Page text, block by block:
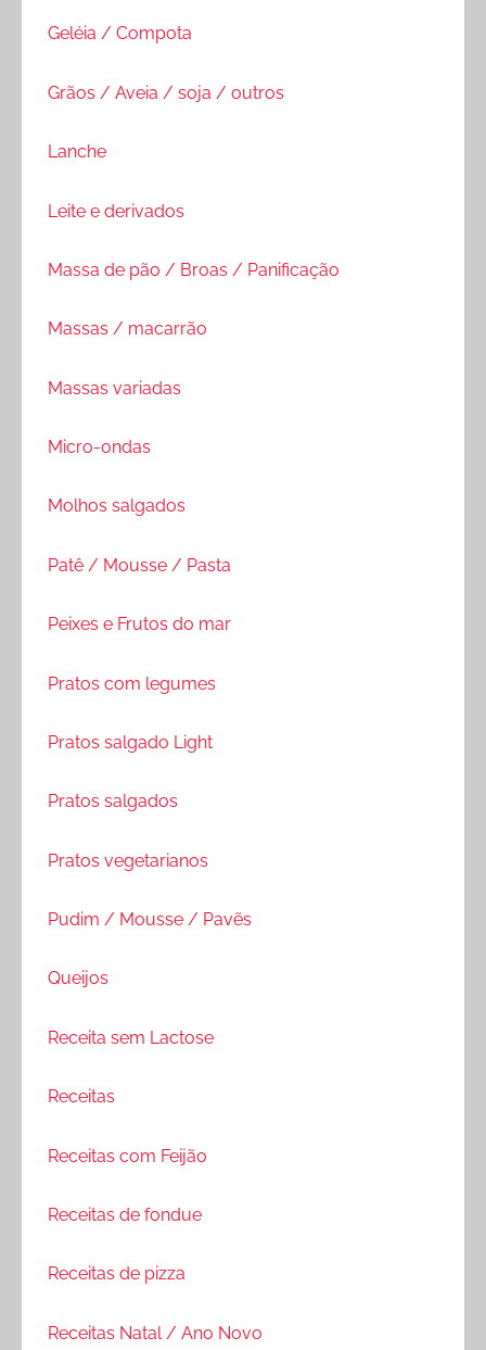
Geléia / Compota
Grãos / Aveia / soja / outros
Lanche
Leite e derivados
Massa de pão / Broas / Panificação
Massas / macarrão
Massas variadas
Micro-ondas
Molhos salgados
Patê / Mousse / Pasta
Peixes e Frutos do mar
Pratos com legumes
Pratos salgado Light
Pratos salgados
Pratos vegetarianos
Pudim / Mousse / Pavẽs
Queijos
Receita sem Lactose
Receitas
Receitas com Feijão
Receitas de fondue
Receitas de pizza
Receitas Natal / Ano Novo